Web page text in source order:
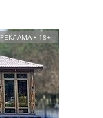
РЕКЛАМА • 18+